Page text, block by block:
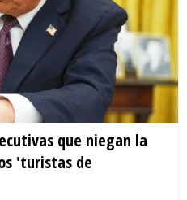
que niegan la
'turistas de